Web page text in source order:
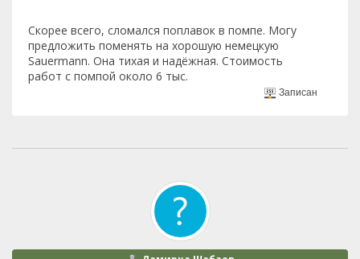
Скорее всего, сломался поплавок в помпе. Могу
предложить поменять на хорошую немецкую
Sauermann. Она тихая и надёжная. Стоимость
работ с помпой около 6 тыс.
Записан